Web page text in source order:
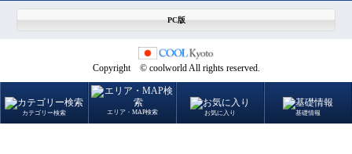
PC版
Copyright © coolworld All rights reserved.
カテゴリー検索 エリア・MAP検索 お気に入り 基礎情報